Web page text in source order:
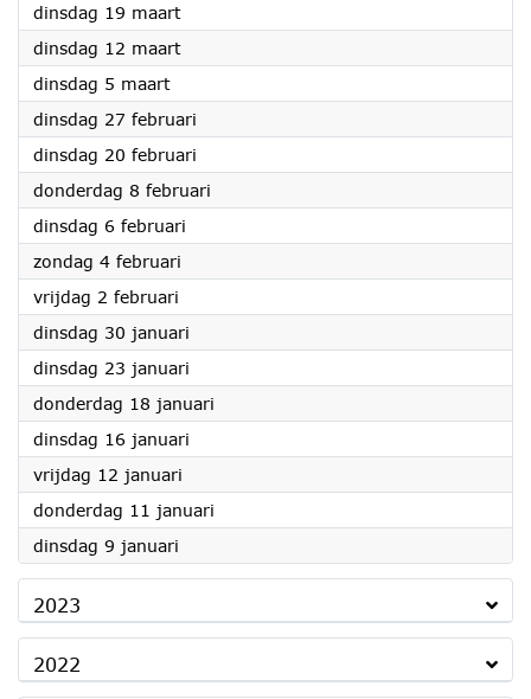
dinsdag 19 maart2024
dinsdag 12 maart2024
dinsdag 5 maart2024
dinsdag 27 februari
dinsdag 20 februari
donderdag 8 februari
dinsdag 6 februari
zondag 4 februari
vrijdag 2 februari
dinsdag 30 januari
dinsdag 23 januari
donderdag 18 januari
dinsdag 16 januari
vrijdag 12 januari
donderdag 11 januari
dinsdag 9 januari
2023
2022